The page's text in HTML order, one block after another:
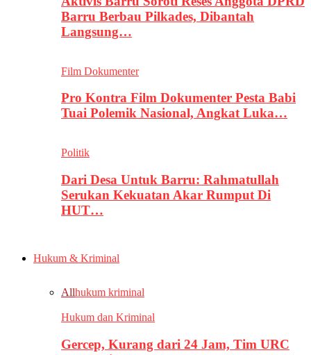
Barru Berbau Pilkades, Dibantah
Langsung…
Film Dokumenter
Pro Kontra Film Dokumenter Pesta Babi
Tuai Polemik Nasional, Angkat Luka…
Politik
Dari Desa Untuk Barru: Rahmatullah
Serukan Kekuatan Akar Rumput Di
HUT…
Hukum & Kriminal
Allhukum kriminal
Hukum dan Kriminal
Gercep, Kurang dari 24 Jam, Tim URC